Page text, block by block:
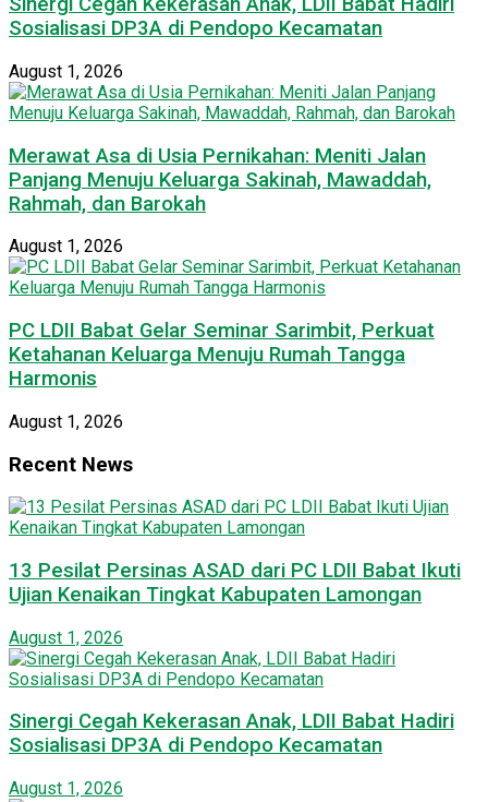
Sosialisasi DP3A di Pendopo Kecamatan
August 1, 2026
Merawat Asa di Usia Pernikahan: Meniti Jalan
Panjang Menuju Keluarga Sakinah, Mawaddah,
Rahmah, dan Barokah
August 1, 2026
PC LDII Babat Gelar Seminar Sarimbit, Perkuat
Ketahanan Keluarga Menuju Rumah Tangga
Harmonis
August 1, 2026
Recent News
13 Pesilat Persinas ASAD dari PC LDII Babat Ikuti
Ujian Kenaikan Tingkat Kabupaten Lamongan
August 1, 2026
Sinergi Cegah Kekerasan Anak, LDII Babat Hadiri
Sosialisasi DP3A di Pendopo Kecamatan
August 1, 2026